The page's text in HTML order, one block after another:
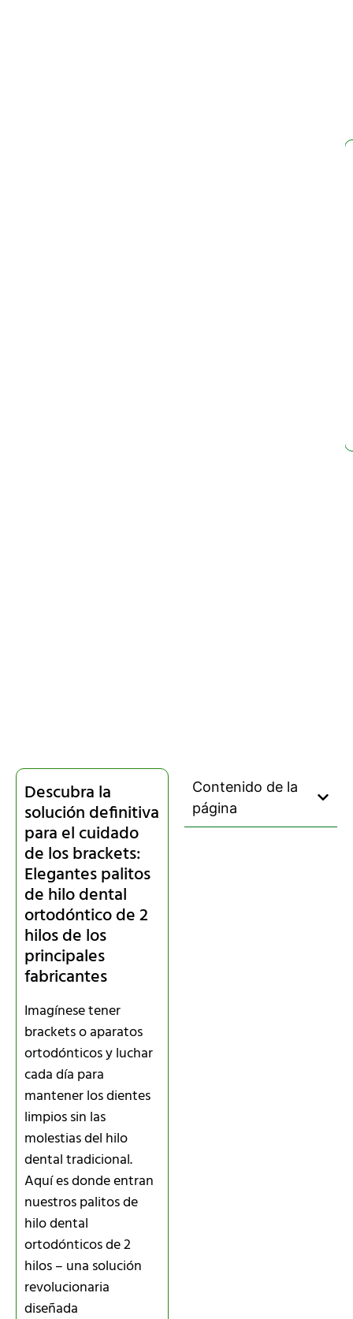
Descubra la
solución definitiva
para el cuidado
de los brackets:
Elegantes palitos
de hilo dental
ortodóntico de 2
hilos de los
principales
fabricantes
Imagínese tener
brackets o aparatos
ortodónticos y luchar
cada día para
mantener los dientes
limpios sin las
molestias del hilo
dental tradicional.
Aquí es donde entran
nuestros palitos de
hilo dental
ortodónticos de 2
hilos – una solución
revolucionaria
diseñada
Contenido de la
página